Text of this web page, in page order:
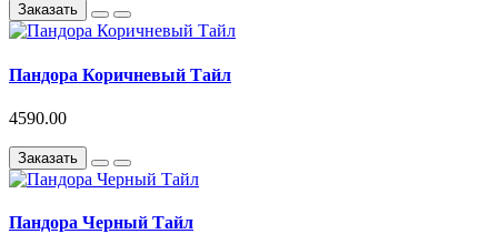
Заказать
Пандора Коричневый Тайл
4590.00
Заказать
Пандора Черный Тайл